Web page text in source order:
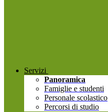
Servizi
Panoramica
Famiglie e studenti
Personale scolastico
Percorsi di studio